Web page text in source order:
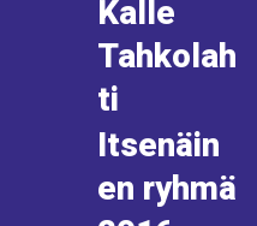
Kalle
Tahkolah
ti
Itsenäin
en ryhmä